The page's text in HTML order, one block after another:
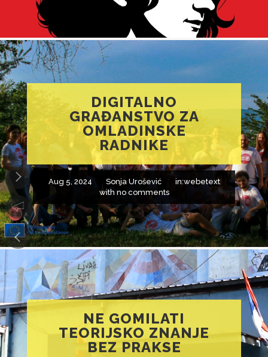
DIGITALNO
GRAĐANSTVO ZA
OMLADINSKE
RADNIKE
Aug 5, 2024 Sonja Urošević in:webetext
with no comments
NE GOMILATI
TEORIJSKO ZNANJE
BEZ PRAKSE